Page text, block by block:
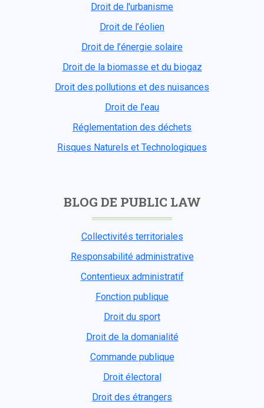
Droit de l'urbanisme
Droit de l’éolien
Droit de l’énergie solaire
Droit de la biomasse et du biogaz
Droit des pollutions et des nuisances
Droit de l’eau
Réglementation des déchets
Risques Naturels et Technologiques
BLOG DE PUBLIC LAW
Collectivités territoriales
Responsabilité administrative
Contentieux administratif
Fonction publique
Droit du sport
Droit de la domanialité
Commande publique
Droit électoral
Droit des étrangers